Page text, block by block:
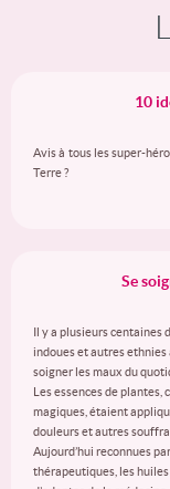
10
Avis à tous les super-
Terre ?
Se
Il y a plusieurs centaines
indoues et autres
soigner les maux du
Les essences de
magiques, étaient
douleurs et autres
Aujourd’hui reconnues
thérapeutiques, les